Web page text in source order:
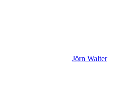
Jörn Walter